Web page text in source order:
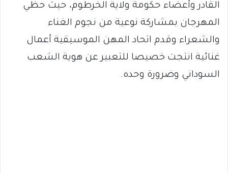
القادر وأعضاء حكومة ولاية الخرطوم، حيث حظي
المهرجان بمشاركة نوعية من نجوم الغناء
والشعراء وقدم اتحاد المهن الموسيقية أعمال
غنائية انتجت خصيصا للتعبير عن هوية الشعب
السوداني وضرورة وحده.